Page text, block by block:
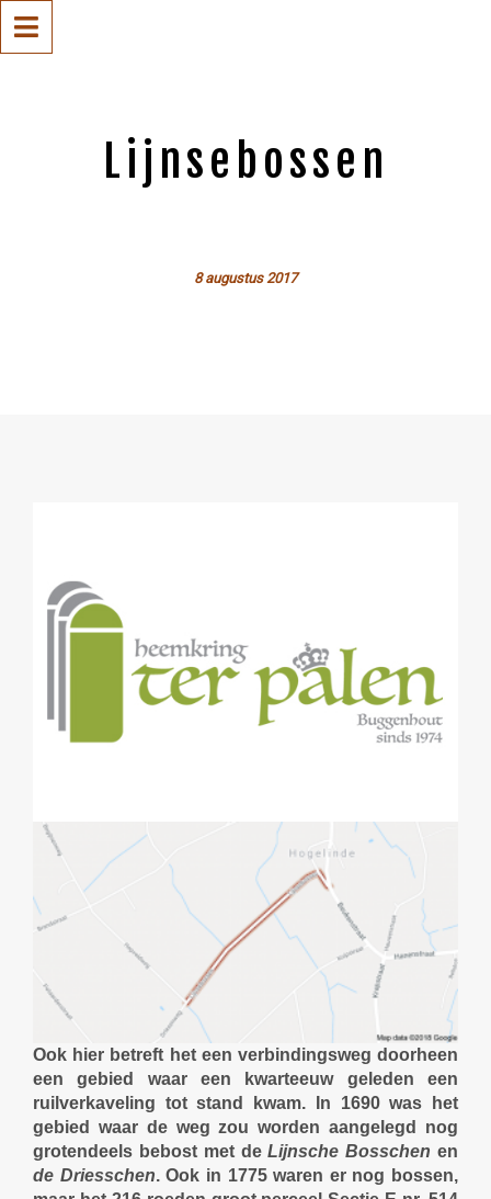
Lijnsebossen
8 augustus 2017
Ook hier betreft het een verbindingsweg doorheen
een gebied waar een kwarteeuw geleden een
ruilverkaveling tot stand kwam. In 1690 was het
gebied waar de weg zou worden aangelegd nog
grotendeels bebost met deLijnsche Bosschen en
de Driesschen. Ook in 1775 waren er nog bossen,